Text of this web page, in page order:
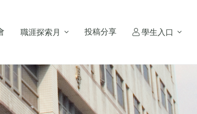
職涯探索月 投稿分享 學生入口